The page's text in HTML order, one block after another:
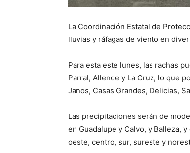
La Coordinación Estatal de
lluvias y ráfagas de viento en
Para esta este lunes, las rachas
Parral, Allende y La Cruz, lo que
Janos, Casas Grandes, Delicias,
Las precipitaciones serán de
en Guadalupe y Calvo, y Balleza,
oeste, centro, sur, sureste y